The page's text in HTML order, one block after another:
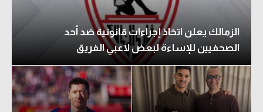
الزمالك يعلن اتخاذ إجراءات قانونية ضد أحد
الصحفيين للإساءة لبعض لاعبي الفريق